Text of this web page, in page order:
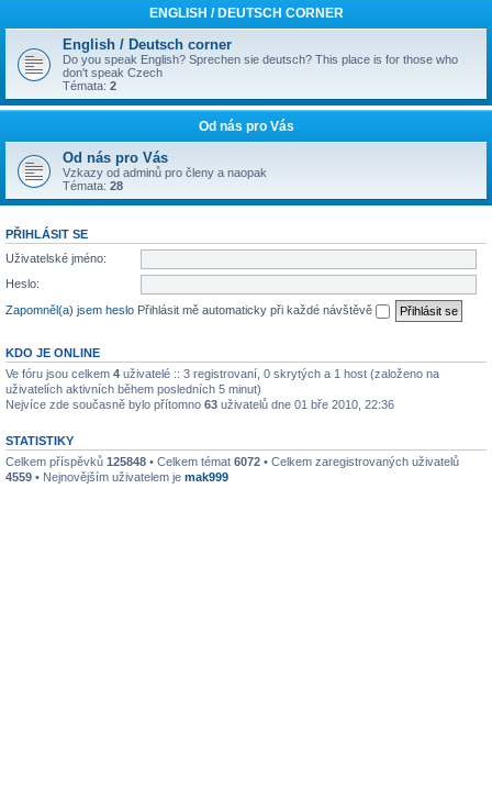
ENGLISH / DEUTSCH CORNER
English / Deutsch corner
Do you speak English? Sprechen sie deutsch? This place is for those who
don't speak Czech
Témata: 2
Od nás pro Vás
Od nás pro Vás
Vzkazy od adminů pro členy a naopak
Témata: 28
PŘIHLÁSIT SE
Uživatelské jméno:
Heslo:
Zapomněl(a) jsem heslo Přihlásit mě automaticky při každé návštěvě
KDO JE ONLINE
Ve fóru jsou celkem 4 uživatelé :: 3 registrovaní, 0 skrytých a 1 host (založeno na
uživatelích aktivních během posledních 5 minut)
Nejvíce zde současně bylo přítomno 63 uživatelů dne 01 bře 2010, 22:36
STATISTIKY
Celkem příspěvků 125848 • Celkem témat 6072 • Celkem zaregistrovaných uživatelů
4559 • Nejnovějším uživatelem je mak999